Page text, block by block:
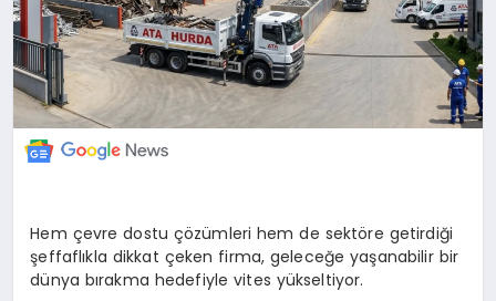
Hem çevre dostu çözümleri hem de sektöre getirdiği
şeffaflıkla dikkat çeken firma, geleceğe yaşanabilir bir
dünya bırakma hedefiyle vites yükseltiyor.